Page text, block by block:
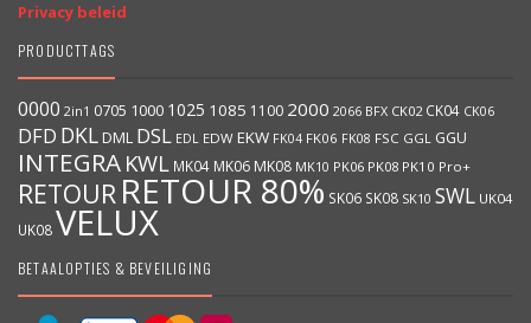
Privacy beleid
PRODUCTTAGS
0000 2in1 0705 1000 1025 1085 1100 2000 2066 BFX CK02 CK04 CK06
DFD DKL DML DSL EDL EDW EKW FK04 FK06 FK08 FSC GGL GGU
INTEGRA KWL MK04 MK06 MK08 MK10 PK06 PK08 PK10 Pro+
RETOUR RETOUR 80% SK06 SK08 SK10 SWL UK04
UK08VELUX
BETAALOPTIES & BEVEILIGING